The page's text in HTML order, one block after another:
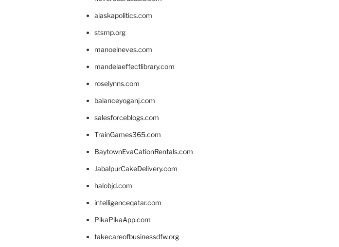
alaskapolitics.com
stsmp.org
manoelneves.com
mandelaeffectlibrary.com
roselynns.com
balanceyoganj.com
salesforceblogs.com
TrainGames365.com
BaytownEvaCationRentals.com
JabalpurCakeDelivery.com
halobjd.com
intelligenceqatar.com
PikaPikaApp.com
takecareofbusinessdfw.org